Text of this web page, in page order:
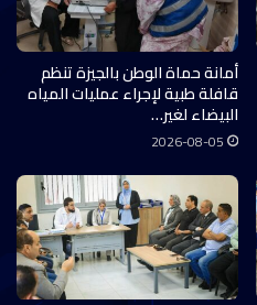
أمانة حماة الوطن بالجيزة تنظم
قافلة طبية لإجراء عمليات المياه
البيضاء لغير…
2026-08-05